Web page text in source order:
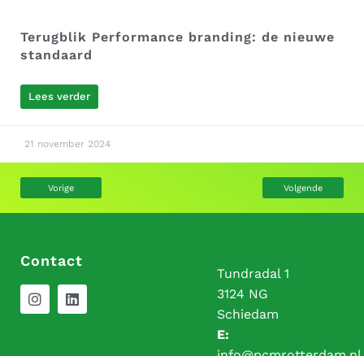
Terugblik Performance branding: de nieuwe
standaard
Lees verder
21 november 2024
Vorige Volgende
Contact
Tundradal 1
3124 NG
Schiedam
E: